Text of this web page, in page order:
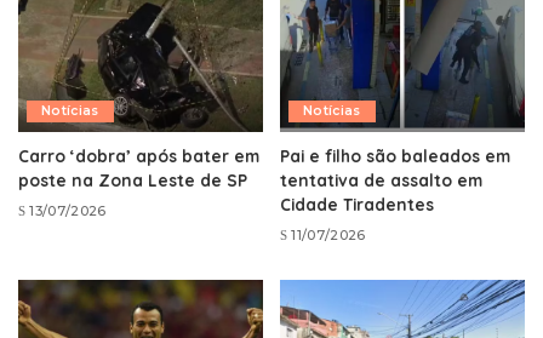
Notícias
Carro ‘dobra’ após bater em
poste na Zona Leste de SP
13/07/2026
Notícias
Pai e filho são baleados em
tentativa de assalto em
Cidade Tiradentes
11/07/2026